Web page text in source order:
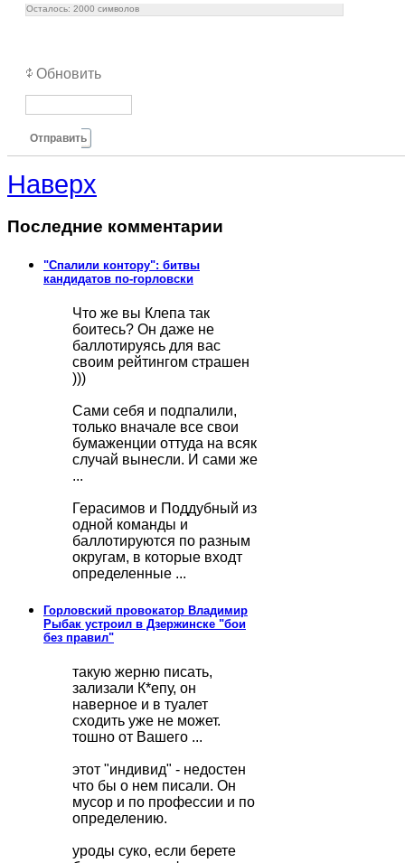
Осталось: 2000 символов
Обновить
Отправить
Наверх
Последние комментарии
"Спалили контору": битвы
кандидатов по-горловски
Что же вы Клепа так
боитесь? Он даже не
баллотируясь для вас
своим рейтингом страшен
)))
Сами себя и подпалили,
только вначале все свои
бумаженции оттуда на всяк
случай вынесли. И сами же
...
Герасимов и Поддубный из
одной команды и
баллотируются по разным
округам, в которые входт
определенные ...
Горловский провокатор Владимир
Рыбак устроил в Дзержинске "бои
без правил"
такую жерню писать,
зализали К*епу, он
наверное и в туалет
сходить уже не может.
тошно от Вашего ...
этот "индивид" - недостен
что бы о нем писали. Он
мусор и по профессии и по
определению.
уроды суко, если берете